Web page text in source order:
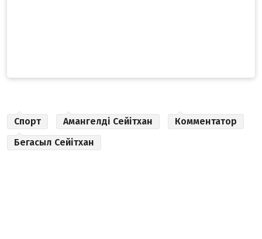
Спорт Амангелді Сейітхан
Комментатор
Бегасыл Сейітхан